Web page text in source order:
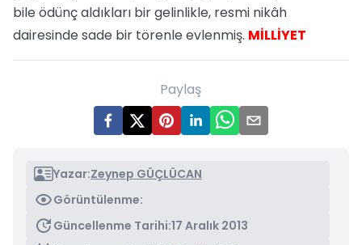
bile ödünç aldıkları bir gelinlikle, resmi nikâh
dairesinde sade bir törenle evlenmiş. MİLLİYET
Paylaş
Yazar:Zeynep GÜÇLÜCAN
Görüntülenme:
Güncellenme Tarihi:17 Aralık 2013